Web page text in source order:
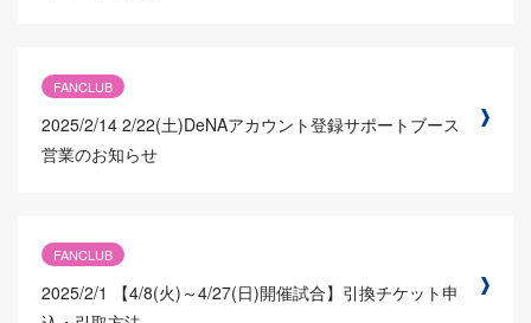
FANCLUB
2025/2/14 2/22(土)DeNAアカウント登録サポートブース
営業のお知らせ
FANCLUB
2025/2/1
【4/8(火)～4/27(日)開催試合】引換チケット申